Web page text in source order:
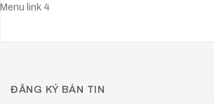
Menu link 4
ĐĂNG KÝ BẢN TIN